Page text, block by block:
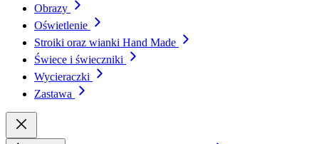
Obrazy
Oświetlenie
Stroiki oraz wianki Hand Made
Świece i świeczniki
Wycieraczki
Zastawa